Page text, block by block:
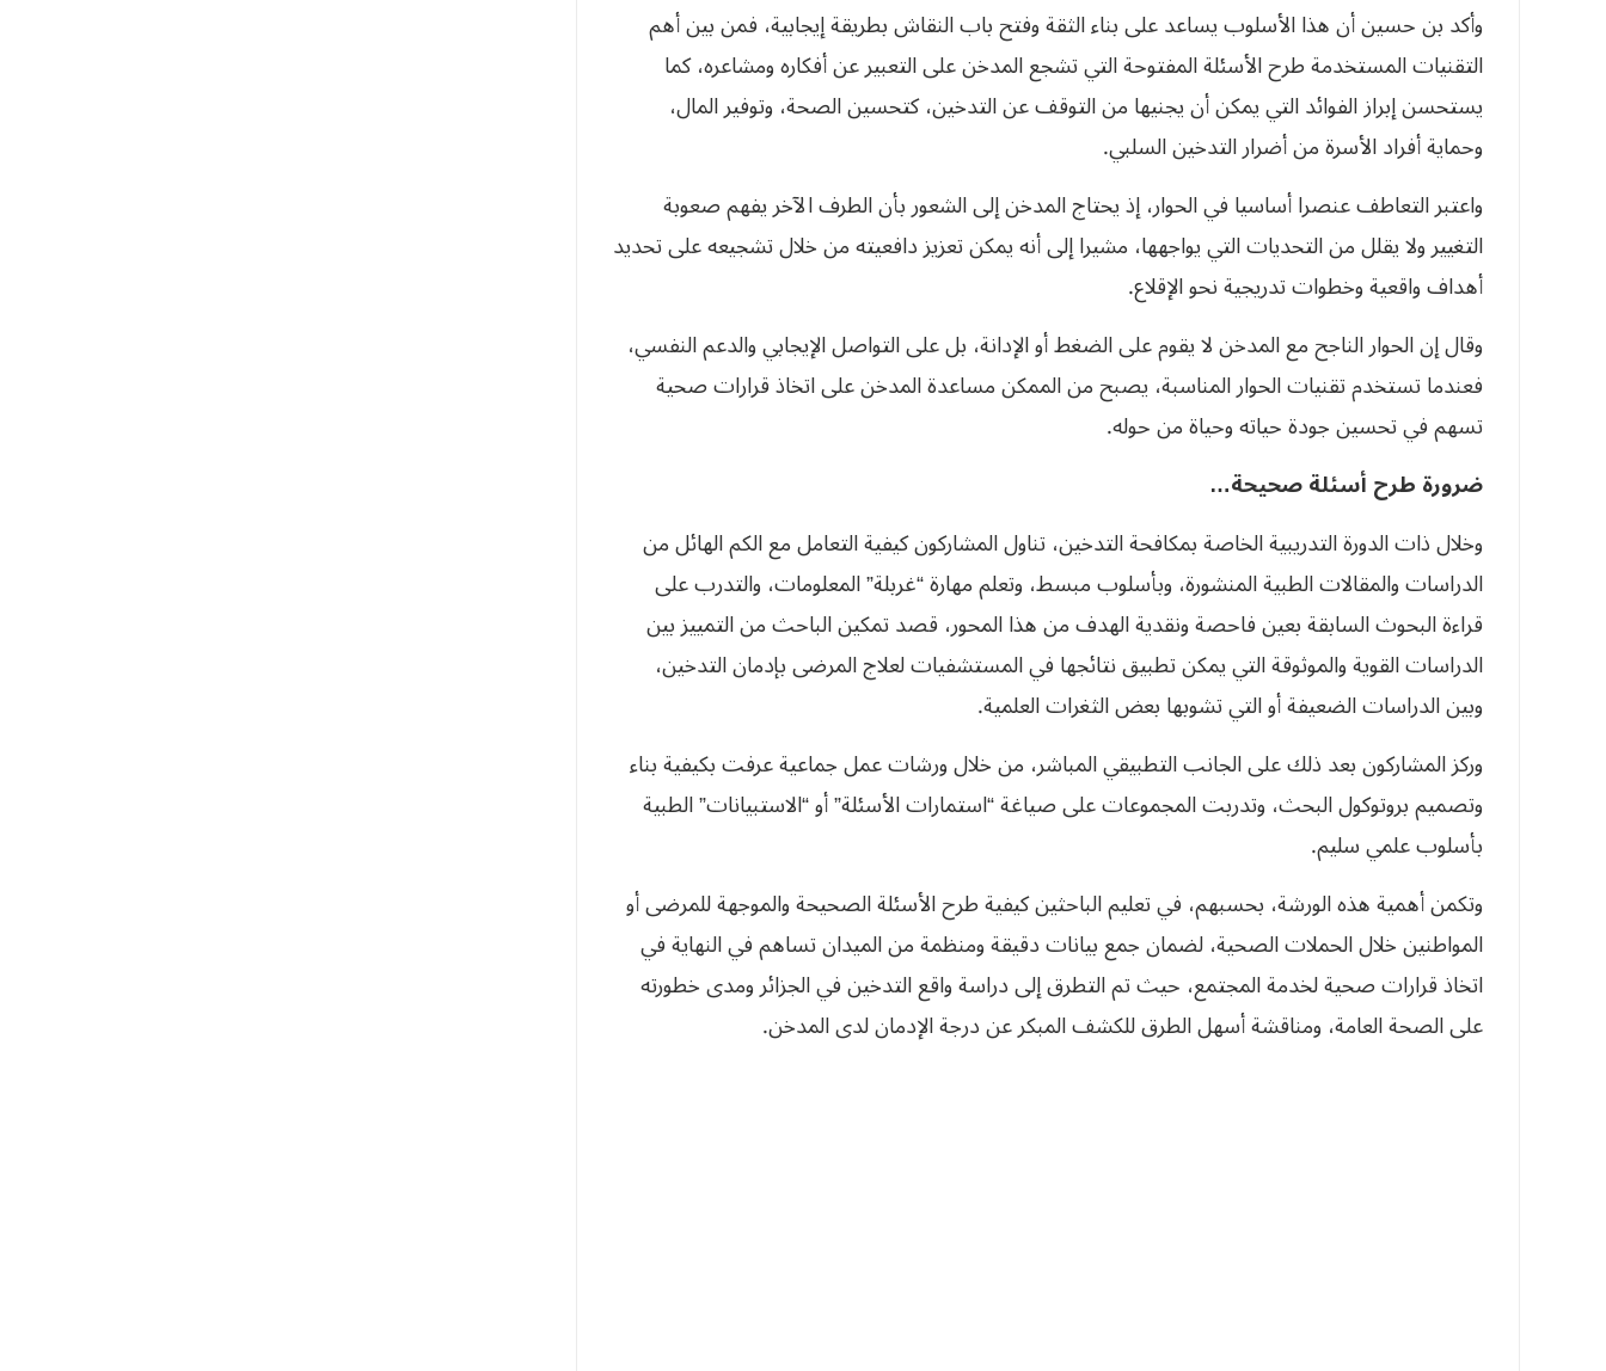
وأكد بن حسين أن هذا الأسلوب يساعد على بناء الثقة وفتح باب النقاش بطريقة إيجابية، فمن بين أهم
التقنيات المستخدمة طرح الأسئلة المفتوحة التي تشجع المدخن على التعبير عن أفكاره ومشاعره، كما
يستحسن إبراز الفوائد التي يمكن أن يجنيها من التوقف عن التدخين، كتحسين الصحة، وتوفير المال،
وحماية أفراد الأسرة من أضرار التدخين السلبي.
واعتبر التعاطف عنصرا أساسيا في الحوار، إذ يحتاج المدخن إلى الشعور بأن الطرف الآخر يفهم صعوبة
التغيير ولا يقلل من التحديات التي يواجهها، مشيرا إلى أنه يمكن تعزيز دافعيته من خلال تشجيعه على تحديد
أهداف واقعية وخطوات تدريجية نحو الإقلاع.
وقال إن الحوار الناجح مع المدخن لا يقوم على الضغط أو الإدانة، بل على التواصل الإيجابي والدعم النفسي،
فعندما تستخدم تقنيات الحوار المناسبة، يصبح من الممكن مساعدة المدخن على اتخاذ قرارات صحية
تسهم في تحسين جودة حياته وحياة من حوله.
ضرورة طرح أسئلة صحيحة…
وخلال ذات الدورة التدريبية الخاصة بمكافحة التدخين، تناول المشاركون كيفية التعامل مع الكم الهائل من
الدراسات والمقالات الطبية المنشورة، وبأسلوب مبسط، وتعلم مهارة “غربلة” المعلومات، والتدرب على
قراءة البحوث السابقة بعين فاحصة ونقدية الهدف من هذا المحور، قصد تمكين الباحث من التمييز بين
الدراسات القوية والموثوقة التي يمكن تطبيق نتائجها في المستشفيات لعلاج المرضى بإدمان التدخين،
وبين الدراسات الضعيفة أو التي تشوبها بعض الثغرات العلمية.
​وركز ​المشاركون بعد ذلك على الجانب التطبيقي المباشر، من خلال ورشات عمل جماعية عرفت بكيفية بناء
وتصميم بروتوكول البحث، وتدربت المجموعات على صياغة “استمارات الأسئلة” أو “الاستبيانات” الطبية
بأسلوب علمي سليم.
وتكمن أهمية هذه الورشة، بحسبهم، في تعليم الباحثين كيفية طرح الأسئلة الصحيحة والموجهة للمرضى أو
المواطنين خلال الحملات الصحية، لضمان جمع بيانات دقيقة ومنظمة من الميدان تساهم في النهاية في
اتخاذ قرارات صحية لخدمة المجتمع، حيث تم التطرق إلى دراسة واقع التدخين في الجزائر ومدى خطورته
على الصحة العامة، ومناقشة أسهل الطرق للكشف المبكر عن درجة الإدمان لدى المدخن.